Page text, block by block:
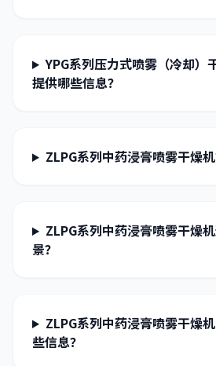
YPG系列压力式喷雾（冷却）
提供哪些信息？
ZLPG系列中药浸膏喷雾干燥
ZLPG系列中药浸膏喷雾干燥
景？
ZLPG系列中药浸膏喷雾干燥
些信息？